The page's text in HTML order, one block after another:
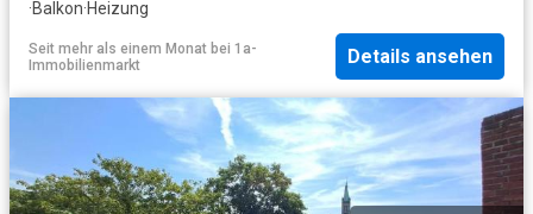
·Balkon·Heizung
Seit mehr als einem Monat bei 1a-
Immobilienmarkt
Details ansehen